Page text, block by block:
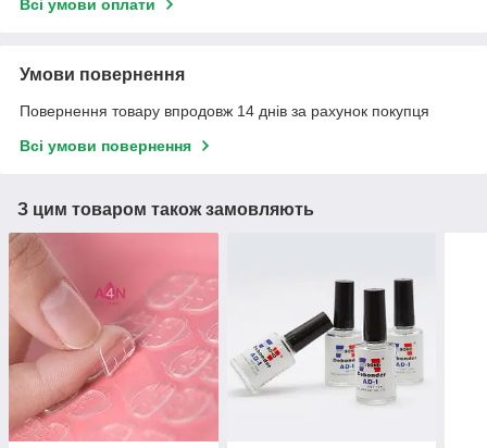
Всі умови оплати
Умови повернення
Повернення товару впродовж 14 днів за рахунок покупця
Всі умови повернення
З цим товаром також замовляють